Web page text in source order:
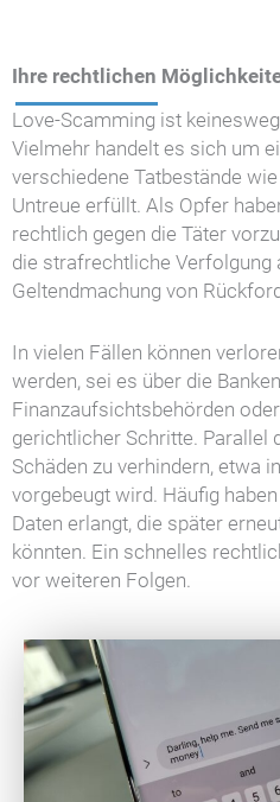
Ihre rechtlichen
Love-Scamming ist
Vielmehr handelt es sich um
verschiedene Tatbestände
Untreue erfüllt. Als Opfer
rechtlich gegen die Täter
die strafrechtliche Verfolgung
Geltendmachung von
In vielen Fällen können
werden, sei es über die
Finanzaufsichtsbehörden
gerichtlicher Schritte. Parallel
Schäden zu verhindern, etwa
vorgebeugt wird. Häufig
Daten erlangt, die später
könnten. Ein schnelles
vor weiteren Folgen.